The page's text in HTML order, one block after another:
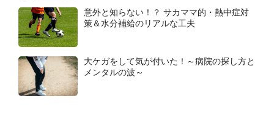
意外と知らない！？ サカママ的・熱中症対
策＆水分補給のリアルな工夫
大ケガをして気が付いた！～病院の探し方と
メンタルの波～